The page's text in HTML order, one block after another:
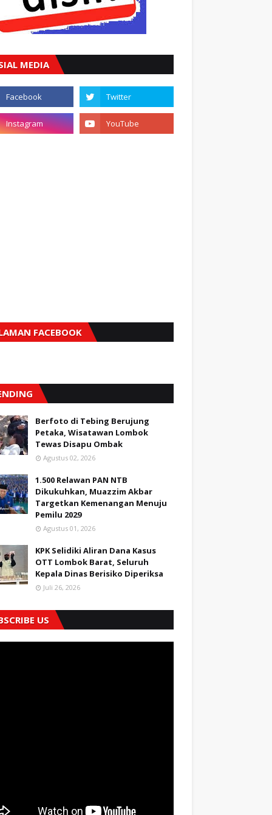
MEDIA
FACEBOOK
Berfoto di Tebing Berujung
Petaka, Wisatawan Lombok
Tewas Disapu Ombak
Agustus 02, 2026
1.500 Relawan PAN NTB
Dikukuhkan, Muazzim Akbar
Targetkan Kemenangan Menuju
Pemilu 2029
Agustus 01, 2026
KPK Selidiki Aliran Dana Kasus
OTT Lombok Barat, Seluruh
Kepala Dinas Berisiko Diperiksa
Juli 26, 2026
US